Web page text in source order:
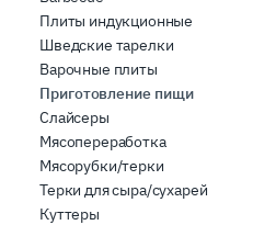
Плиты индукционные
Шведские тарелки
Варочные плиты
Приготовление пищи
Слайсеры
Мясопереработка
Мясорубки/терки
Терки для сыра/сухарей
Куттеры